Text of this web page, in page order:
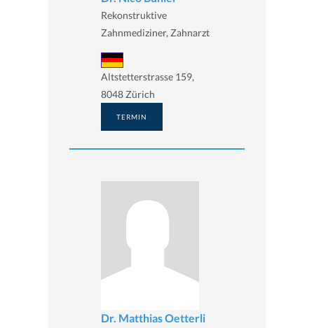
Rekonstruktive
Zahnmediziner, Zahnarzt
Altstetterstrasse 159,
8048 Zürich
TERMIN
Dr. Matthias Oetterli